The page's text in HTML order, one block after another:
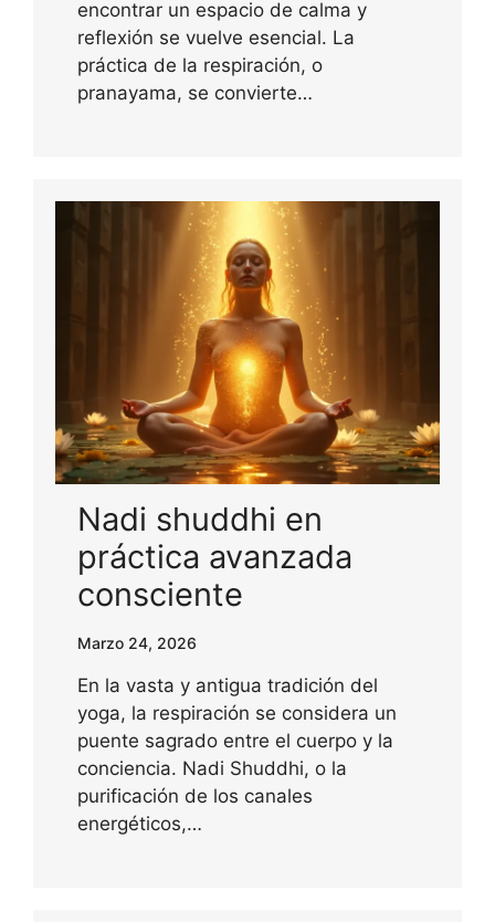
encontrar un espacio de calma y
reflexión se vuelve esencial. La
práctica de la respiración, o
pranayama, se convierte…
Nadi shuddhi en
práctica avanzada
consciente
Marzo 24, 2026
En la vasta y antigua tradición del
yoga, la respiración se considera un
puente sagrado entre el cuerpo y la
conciencia. Nadi Shuddhi, o la
purificación de los canales
energéticos,…